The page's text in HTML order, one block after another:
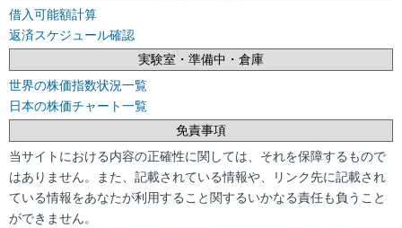
借入可能額計算
返済スケジュール確認
実験室・準備中・倉庫
世界の株価指数状況一覧
日本の株価チャート一覧
免責事項
当サイトにおける内容の正確性に関しては、それを保障するもので
はありません。また、記載されている情報や、リンク先に記載され
ている情報をあなたが利用すること関するいかなる責任も負うこと
ができません。